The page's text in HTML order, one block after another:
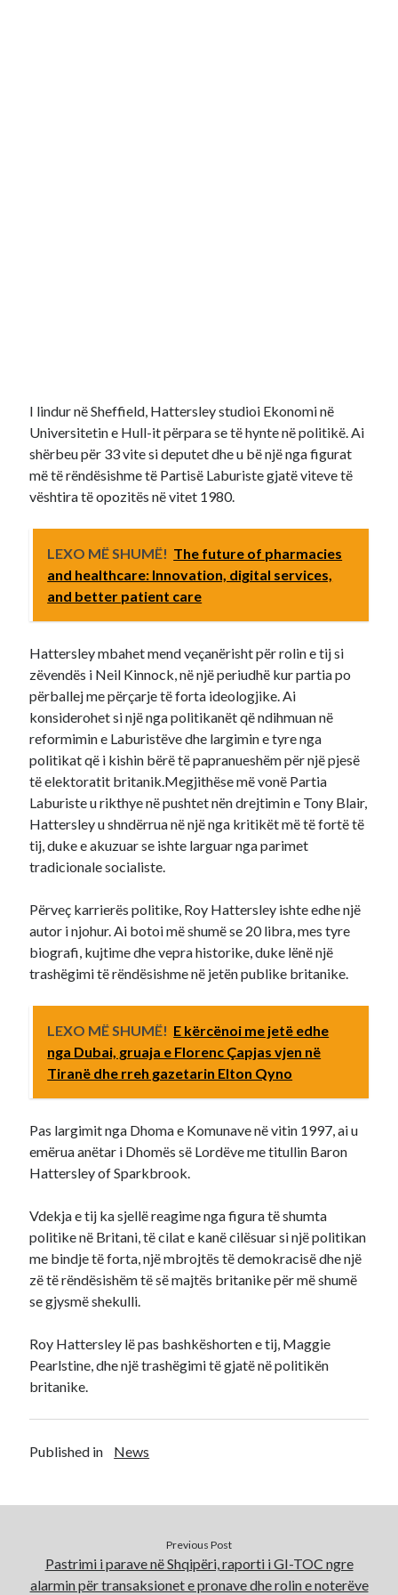
I lindur në Sheffield, Hattersley studioi Ekonomi në
Universitetin e Hull-it përpara se të hynte në politikë. Ai
shërbeu për 33 vite si deputet dhe u bë një nga figurat
më të rëndësishme të Partisë Laburiste gjatë viteve të
vështira të opozitës në vitet 1980.
LEXO MË SHUMË! The future of pharmacies
and healthcare: Innovation, digital services,
and better patient care
Hattersley mbahet mend veçanërisht për rolin e tij si
zëvendës i Neil Kinnock, në një periudhë kur partia po
përballej me përçarje të forta ideologjike. Ai
konsiderohet si një nga politikanët që ndihmuan në
reformimin e Laburistëve dhe largimin e tyre nga
politikat që i kishin bërë të papranueshëm për një pjesë
të elektoratit britanik.Megjithëse më vonë Partia
Laburiste u rikthye në pushtet nën drejtimin e Tony Blair,
Hattersley u shndërrua në një nga kritikët më të fortë të
tij, duke e akuzuar se ishte larguar nga parimet
tradicionale socialiste.
Përveç karrierës politike, Roy Hattersley ishte edhe një
autor i njohur. Ai botoi më shumë se 20 libra, mes tyre
biografi, kujtime dhe vepra historike, duke lënë një
trashëgimi të rëndësishme në jetën publike britanike.
LEXO MË SHUMË! E kërcënoi me jetë edhe
nga Dubai, gruaja e Florenc Çapjas vjen në
Tiranë dhe rreh gazetarin Elton Qyno
Pas largimit nga Dhoma e Komunave në vitin 1997, ai u
emërua anëtar i Dhomës së Lordëve me titullin Baron
Hattersley of Sparkbrook.
Vdekja e tij ka sjellë reagime nga figura të shumta
politike në Britani, të cilat e kanë cilësuar si një politikan
me bindje të forta, një mbrojtës të demokracisë dhe një
zë të rëndësishëm të së majtës britanike për më shumë
se gjysmë shekulli.
Roy Hattersley lë pas bashkëshorten e tij, Maggie
Pearlstine, dhe një trashëgimi të gjatë në politikën
britanike.
Published in News
Previous Post
Pastrimi i parave në Shqipëri, raporti i GI-TOC ngre
alarmin për transaksionet e pronave dhe rolin e noterëve